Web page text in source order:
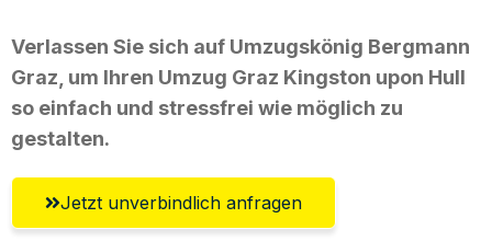
Verlassen Sie sich auf Umzugskönig Bergmann
Graz, um Ihren Umzug Graz Kingston upon Hull
so einfach und stressfrei wie möglich zu
gestalten.
Jetzt unverbindlich anfragen